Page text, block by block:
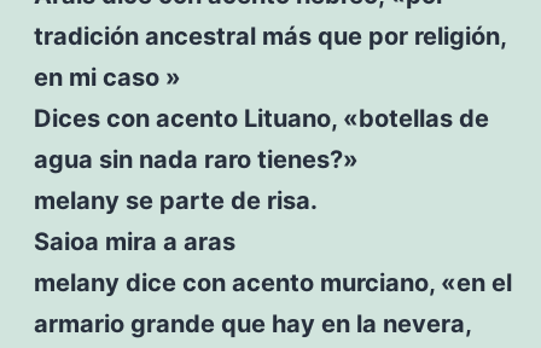
tradición ancestral más que por religión,
en mi caso »
Dices con acento Lituano, «botellas de
agua sin nada raro tienes?»
melany se parte de risa.
Saioa mira a aras
melany dice con acento murciano, «en el
armario grande que hay en la nevera,